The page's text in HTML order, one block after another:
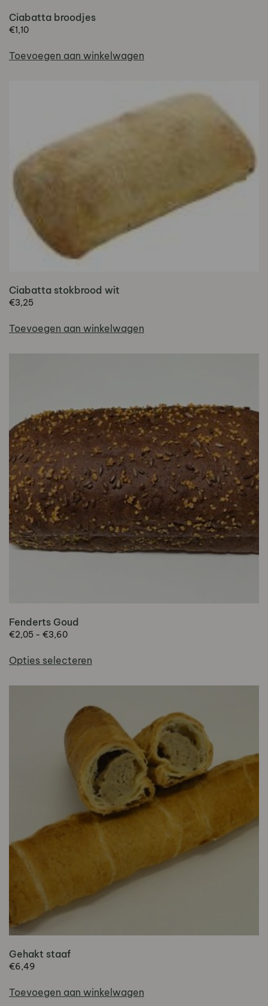
Ciabatta broodjes
€1,10
Toevoegen aan winkelwagen
Ciabatta stokbrood wit
€3,25
Toevoegen aan winkelwagen
Fenderts Goud
€2,05 - €3,60Prijsklasse:
tot
Opties selecterenproduct
variaties.
Deze
kan
gekozen
worden
op
de
productpagina
Gehakt staaf
€6,49
Toevoegen aan winkelwagen